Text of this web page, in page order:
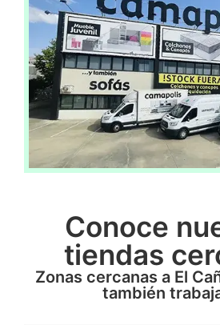
Conoce
tiendas
Zonas cercanas a El
también